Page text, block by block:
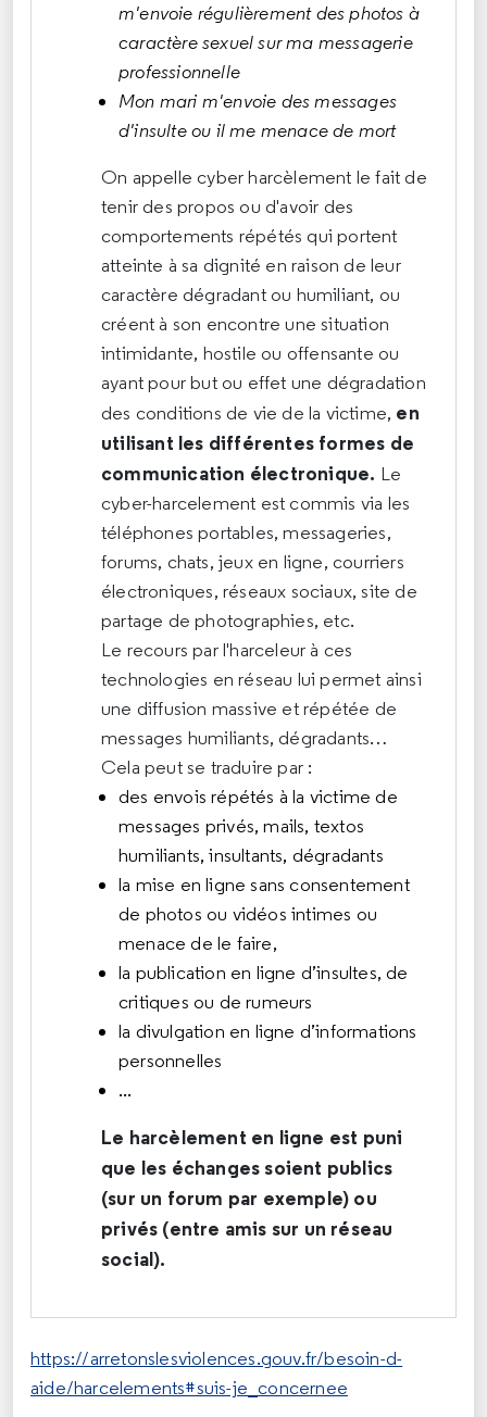
m'envoie régulièrement des photos à
caractère sexuel sur ma messagerie
professionnelle
Mon mari m'envoie des messages
d'insulte ou il me menace de mort
On appelle cyber harcèlement le fait de
tenir des propos ou d'avoir des
comportements répétés qui portent
atteinte à sa dignité en raison de leur
caractère dégradant ou humiliant, ou
créent à son encontre une situation
intimidante, hostile ou offensante ou
ayant pour but ou effet une dégradation
des conditions de vie de la victime, en
utilisant les différentes formes de
communication électronique. Le
cyber-harcelement est commis via les
téléphones portables, messageries,
forums, chats, jeux en ligne, courriers
électroniques, réseaux sociaux, site de
partage de photographies, etc.
Le recours par l'harceleur à ces
technologies en réseau lui permet ainsi
une diffusion massive et répétée de
messages humiliants, dégradants…
Cela peut se traduire par :
des envois répétés à la victime de
messages privés, mails, textos
humiliants, insultants, dégradants
la mise en ligne sans consentement
de photos ou vidéos intimes ou
menace de le faire,
la publication en ligne d’insultes, de
critiques ou de rumeurs
la divulgation en ligne d’informations
personnelles
...
Le harcèlement en ligne est puni
que les échanges soient publics
(sur un forum par exemple) ou
privés (entre amis sur un réseau
social).
https://arretonslesviolences.gouv.fr/besoin-d-
aide/harcelements#suis-je_concernee